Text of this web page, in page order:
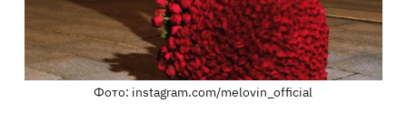
Фото: instagram.com/melovin_official